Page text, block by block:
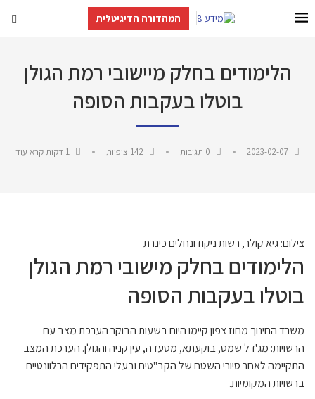
המהדורה הדיגיטלית
הלימודים בחלק מיישובי רמת הגולן
בוטלו בעקבות הסופה
2023-02-07
142 ציפיות
צילום: גיא קולר, רשות ניקוז ונחלים כינרת
הלימודים בחלק מישובי רמת הגולן
בוטלו בעקבות הסופה
משרד החינוך מחוז צפון קיימו היום בשעות הבוקר הערכת מצב עם
הרשויות: מג'דל שמס, בוקעתא, מסעדה, עין קניה והגולן. הערכת המצב
התקיימה לאחר סיורי השטח של הקב"טים ובעלי התפקידים הרלוונטיים
ברשויות המקומיות.